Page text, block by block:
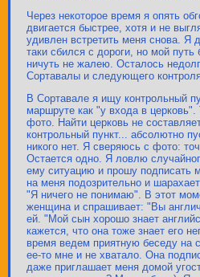
Через некоторое время я опять
двигается быстрее, хотя и не
удивлен встретить меня снова. Я
таки сбился с дороги, но мой
ничуть не жалею. Осталось
Сортавалы и следующего
В Сортавале я ищу контрольный
маршруте как "у входа в церковь".
фото. Найти церковь не
контрольный пункт... абсолютно
никого нет. Я сверяюсь с фото:
Остается одно. Я ловлю
ему ситуацию и прошу подписать
на меня подозрительно и
"Я ничего не понимаю". В этот
женщина и спрашивает: "Вы
ей. "Мой сын хорошо знает
кажется, что она тоже знает его
время ведем приятную беседу на
ее-то мне и не хватало. Она
даже приглашает меня домой